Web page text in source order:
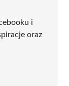
i
oraz